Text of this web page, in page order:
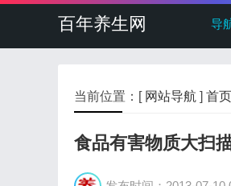
百年养生网 导
当前位置：[ 网站导航 ] 首页
食品有害物质大扫